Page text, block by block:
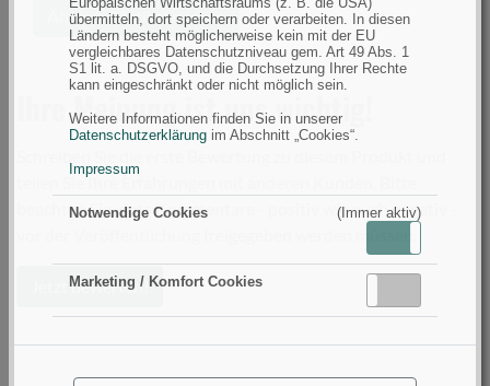
übermitteln, dort speichern oder verarbeiten. In diesen
Ländern besteht möglicherweise kein mit der EU
vergleichbares Datenschutzniveau gem. Art 49 Abs. 1
S1 lit. a. DSGVO, und die Durchsetzung Ihrer Rechte
kann eingeschränkt oder nicht möglich sein.
Weitere Informationen finden Sie in unserer
Datenschutzerklärung im Abschnitt „Cookies“.
Impressum
Notwendige Cookies (Immer aktiv)
Marketing / Komfort Cookies
Ähnliche Artikel suchen
Ihre Meinung ist uns wichtig!
teilen Sie Ihre Erfahrungen mit anderen Kunden. Bitte
beachten Sie, dass Kommentare - positiv wie auch negativ -
Jetzt bewerten!